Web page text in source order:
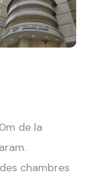
de la
chambres